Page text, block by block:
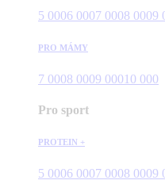
5 0006 0007 0008 0009
PRO MÁMY
7 0008 0009 00010 000
Pro sport
PROTEIN +
5 0006 0007 0008 0009